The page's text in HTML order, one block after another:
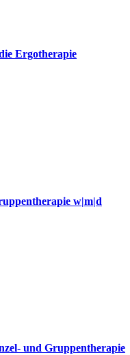
Ergotherapie
w|m|d
und Gruppentherapie